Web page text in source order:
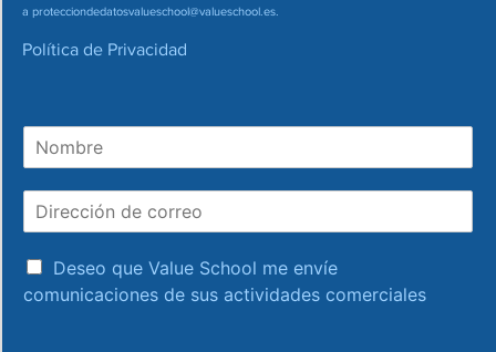
a protecciondedatosvalueschool@valueschool.es.
Política de Privacidad
e
c
a
c
Deseo que Value School me envíe
comunicaciones de sus actividades comerciales